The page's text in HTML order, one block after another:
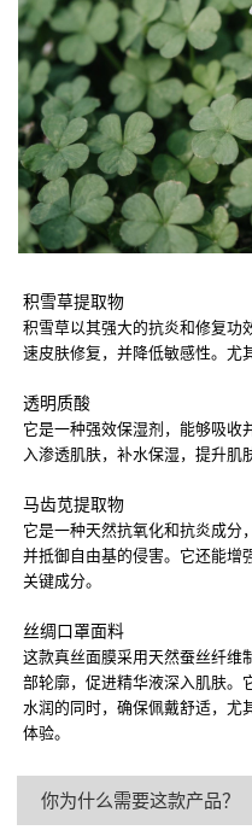
积雪草提取物
积雪草以其强大的抗炎和修复功
速皮肤修复，并降低敏感性。尤
透明质酸
它是一种强效保湿剂，能够吸收
入渗透肌肤，补水保湿，提升肌
马齿苋提取物
它是一种天然抗氧化和抗炎成分
并抵御自由基的侵害。它还能增
关键成分。
丝绸口罩面料
这款真丝面膜采用天然蚕丝纤维
部轮廓，促进精华液深入肌肤。
水润的同时，确保佩戴舒适，尤
体验。
你为什么需要这款产品？